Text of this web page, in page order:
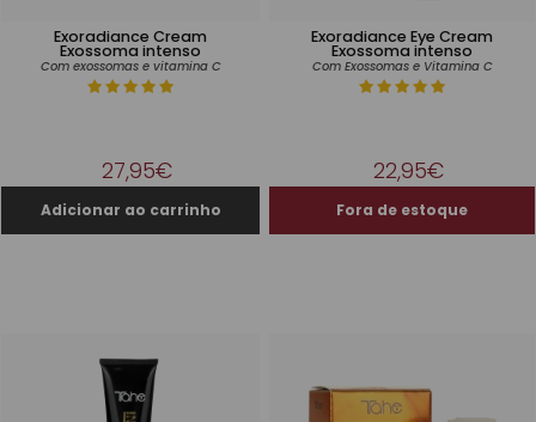
Exoradiance Cream
Exossoma intenso
Com exossomas e vitamina C
27,95€
Exoradiance Eye Cream
Exossoma intenso
Com Exossomas e Vitamina C
22,95€